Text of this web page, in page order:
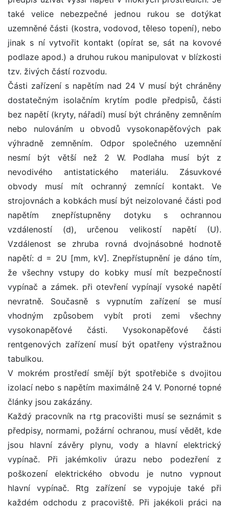
také velice nebezpečné jednou rukou se dotýkat
uzemněné části (kostra, vodovod, těleso topení), nebo
jinak s ní vytvořit kontakt (opírat se, sát na kovové
podlaze apod.) a druhou rukou manipulovat v blízkosti
tzv. živých částí rozvodu.
Části zařízení s napětím nad 24 V musí být chráněny
dostatečným isolačním krytím podle předpisů, části
bez napětí (kryty, nářadí) musí být chráněny zemněním
nebo nulováním u obvodů vysokonapěťových pak
výhradně zemněním. Odpor společného uzemnění
nesmí být větší než 2 W. Podlaha musí být z
nevodivého antistatického materiálu. Zásuvkové
obvody musí mít ochranný zemnící kontakt. Ve
strojovnách a kobkách musí být neizolované části pod
napětím znepřístupněny dotyku s ochrannou
vzdáleností (d), určenou velikostí napětí (U).
Vzdálenost se zhruba rovná dvojnásobné hodnotě
napětí: d = 2U [mm, kV]. Znepřístupnění je dáno tím,
že všechny vstupy do kobky musí mít bezpečností
vypínač a zámek. při otevření vypínají vysoké napětí
nevratně. Současně s vypnutím zařízení se musí
vhodným způsobem vybít proti zemi všechny
vysokonapěťové části. Vysokonapěťové části
rentgenových zařízení musí být opatřeny výstražnou
tabulkou.
V mokrém prostředí smějí být spotřebiče s dvojitou
izolací nebo s napětím maximálně 24 V. Ponorné topné
články jsou zakázány.
Každý pracovník na rtg pracovišti musí se seznámit s
předpisy, normami, požární ochranou, musí vědět, kde
jsou hlavní závěry plynu, vody a hlavní elektrický
vypínač. Při jakémkoliv úrazu nebo podezření z
poškození elektrického obvodu je nutno vypnout
hlavní vypínač. Rtg zařízení se vypojuje také při
každém odchodu z pracoviště. Při jakékoli práci na